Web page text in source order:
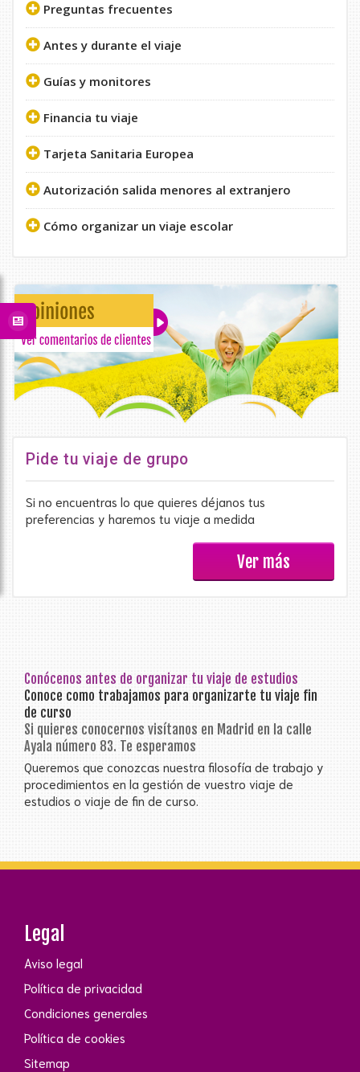
Preguntas frecuentes
Antes y durante el viaje
Guías y monitores
Financia tu viaje
Tarjeta Sanitaria Europea
Autorización salida menores al extranjero
Cómo organizar un viaje escolar
Pide tu viaje de grupo
Si no encuentras lo que quieres déjanos tus
preferencias y haremos tu viaje a medida
Ver más
Conócenos antes de organizar tu viaje de estudios
Conoce como trabajamos para organizarte tu viaje fin
de curso
Si quieres conocernos visítanos en Madrid en la calle
Ayala número 83. Te esperamos
Queremos que conozcas nuestra filosofía de trabajo y
procedimientos en la gestión de vuestro viaje de
estudios o viaje de fin de curso.
Legal
Aviso legal
Política de privacidad
Condiciones generales
Política de cookies
Sitemap